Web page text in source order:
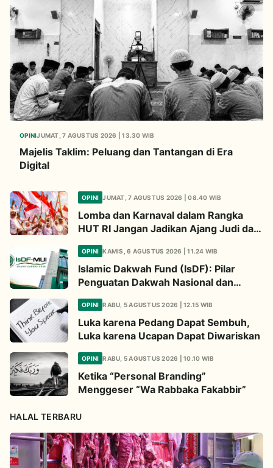
OPINIJUMAT, 7 AGUSTUS 2026 | 13.30 WIB
Majelis Taklim: Peluang dan Tantangan di Era
Digital
OPINI JUMAT, 7 AGUSTUS 2026 | 08.40 WIB
Lomba dan Karnaval dalam Rangka
HUT RI Jangan Jadikan Ajang Judi dan
Kampanye LGBT
OPINI KAMIS, 6 AGUSTUS 2026 | 11.24 WIB
Islamic Dakwah Fund (IsDF): Pilar
Penguatan Dakwah Nasional dan
Jembatan Kepedulian Umat Global
OPINI RABU, 5 AGUSTUS 2026 | 12.15 WIB
Luka karena Pedang Dapat Sembuh,
Luka karena Ucapan Dapat Diwariskan
OPINI RABU, 5 AGUSTUS 2026 | 10.10 WIB
Ketika “Personal Branding”
Menggeser “Wa Rabbaka Fakabbir”
HALAL TERBARU